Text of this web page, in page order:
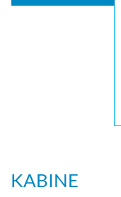
KABINE